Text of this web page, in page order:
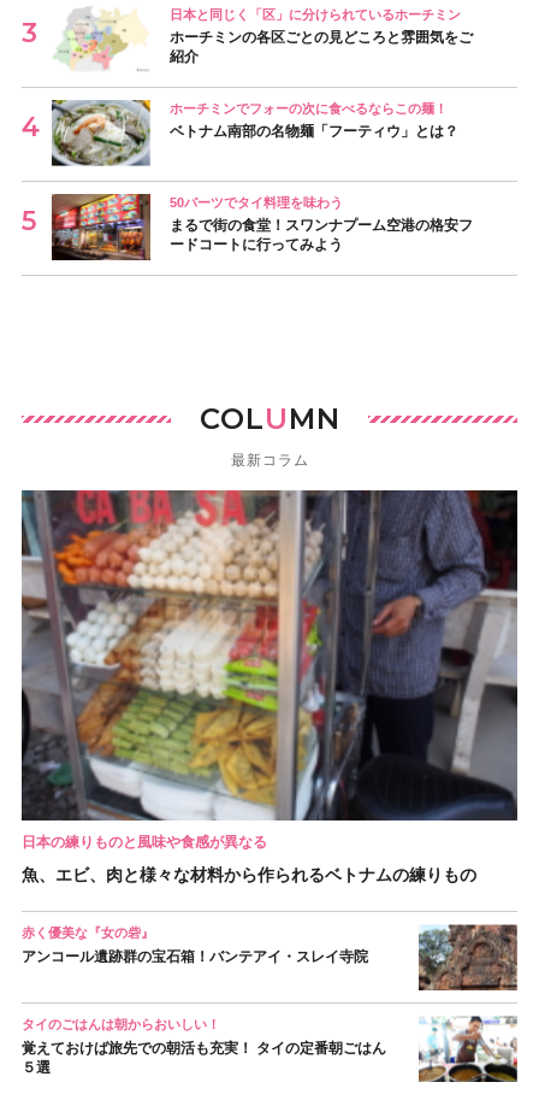
日本と同じく「区」に分けられているホーチミン
ホーチミンの各区ごとの見どころと雰囲気をご
紹介
ホーチミンでフォーの次に食べるならこの麺！
ベトナム南部の名物麺「フーティウ」とは？
50バーツでタイ料理を味わう
まるで街の食堂！スワンナプーム空港の格安フ
ードコートに行ってみよう
COLUMN
最新コラム
日本の練りものと風味や食感が異なる
魚、エビ、肉と様々な材料から作られるベトナムの練りもの
赤く優美な『女の砦』
アンコール遺跡群の宝石箱！バンテアイ・スレイ寺院
タイのごはんは朝からおいしい！
覚えておけば旅先での朝活も充実！ タイの定番朝ごはん
５選